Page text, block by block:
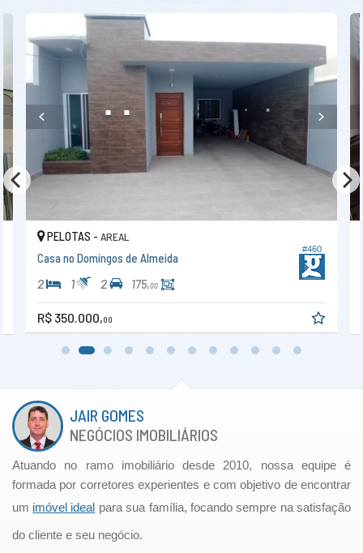
#460
PELOTAS - AREAL
Casa no Domingos de Almeida
2 1 2 175,00
R$ 350.000,00
JAIR GOMES
NEGÓCIOS IMOBILIÁRIOS
Atuando no ramo imobiliário desde 2010, nossa equipe é
formada por corretores experientes e com objetivo de encontrar
um imóvel ideal para sua família, focando sempre na satisfação
do cliente e seu negócio.